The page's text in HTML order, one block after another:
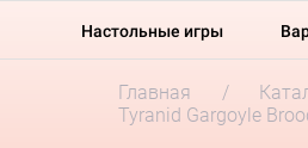
Настольные игры
Главная
Tyranid Gargoyle